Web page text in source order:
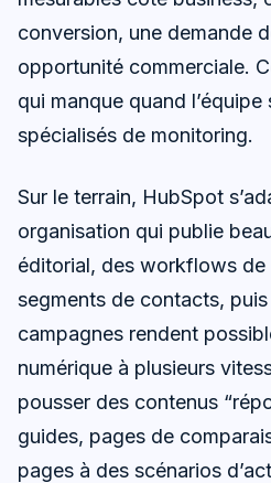
conversion, une demande
opportunité commerciale.
qui manque quand
spécialisés de monitoring.
Sur le terrain, HubSpot
organisation qui publie
éditorial, des workflows de
segments de contacts,
campagnes rendent
numérique à plusieurs
pousser des contenus
guides, pages de
pages à des scénarios